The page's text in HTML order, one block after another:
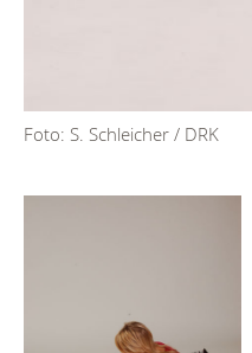
Foto: S. Schleicher / DRK